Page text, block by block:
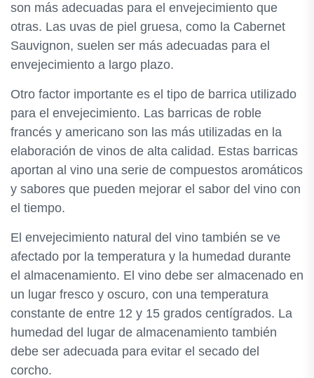
son más adecuadas para el envejecimiento que
otras. Las uvas de piel gruesa, como la Cabernet
Sauvignon, suelen ser más adecuadas para el
envejecimiento a largo plazo.
Otro factor importante es el tipo de barrica utilizado
para el envejecimiento. Las barricas de roble
francés y americano son las más utilizadas en la
elaboración de vinos de alta calidad. Estas barricas
aportan al vino una serie de compuestos aromáticos
y sabores que pueden mejorar el sabor del vino con
el tiempo.
El envejecimiento natural del vino también se ve
afectado por la temperatura y la humedad durante
el almacenamiento. El vino debe ser almacenado en
un lugar fresco y oscuro, con una temperatura
constante de entre 12 y 15 grados centígrados. La
humedad del lugar de almacenamiento también
debe ser adecuada para evitar el secado del
corcho.